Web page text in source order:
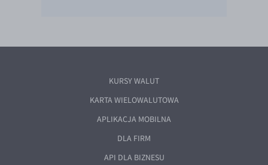
KURSY WALUT
KARTA WIELOWALUTOWA
APLIKACJA MOBILNA
DLA FIRM
API DLA BIZNESU